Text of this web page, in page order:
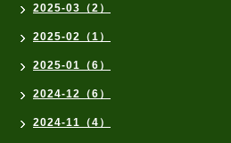
2025-03（2）
2025-02（1）
2025-01（6）
2024-12（6）
2024-11（4）